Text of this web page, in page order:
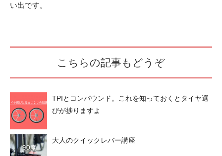
い出です。
こちらの記事もどうぞ
TPIとコンパウンド。これを知っておくとタイヤ選
びが捗りますよ
大人のクイックレバー講座